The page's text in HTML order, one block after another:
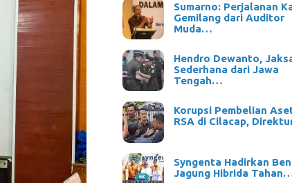
Sumarno: Perjalanan
Gemilang dari Auditor
Muda…
Hendro Dewanto,
Sederhana dari Jawa
Tengah…
Korupsi Pembelian
RSA di Cilacap,
Syngenta Hadirkan
Jagung Hibrida